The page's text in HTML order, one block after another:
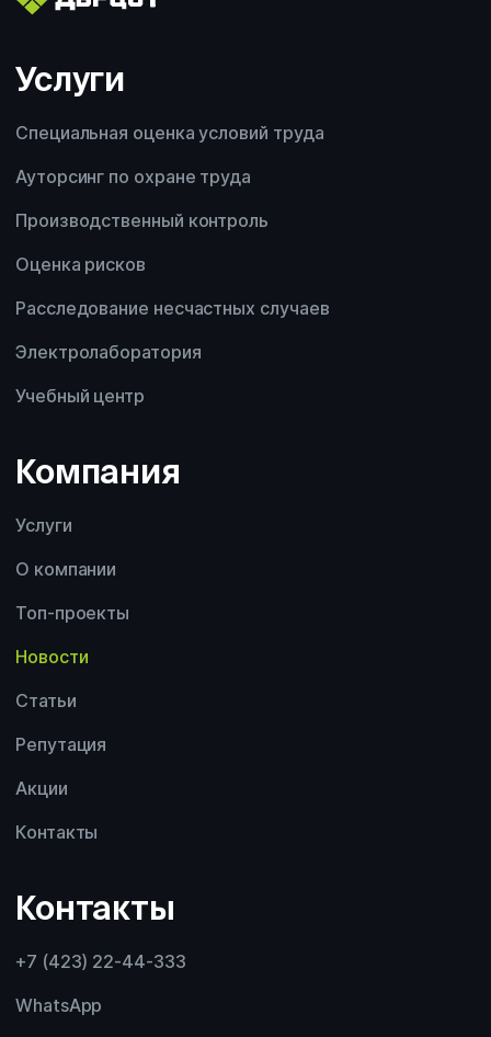
Услуги
Специальная оценка условий труда
Ауторсинг по охране труда
Производственный контроль
Оценка рисков
Расследование несчастных случаев
Электролаборатория
Учебный центр
Компания
Услуги
О компании
Топ-проекты
Новости
Статьи
Репутация
Акции
Контакты
Контакты
+7 (423) 22-44-333
WhatsApp